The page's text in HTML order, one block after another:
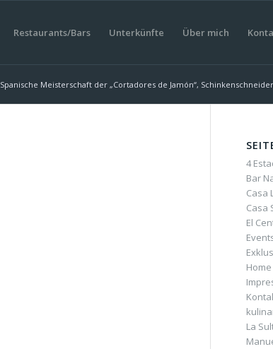
Restaurants/Bars Unterkünfte Über mich
Spanische Meisterschaft der „Cortadores de Jamón“, Schinkenschneider
4
Bar
Casa
Casa
El
Home
La